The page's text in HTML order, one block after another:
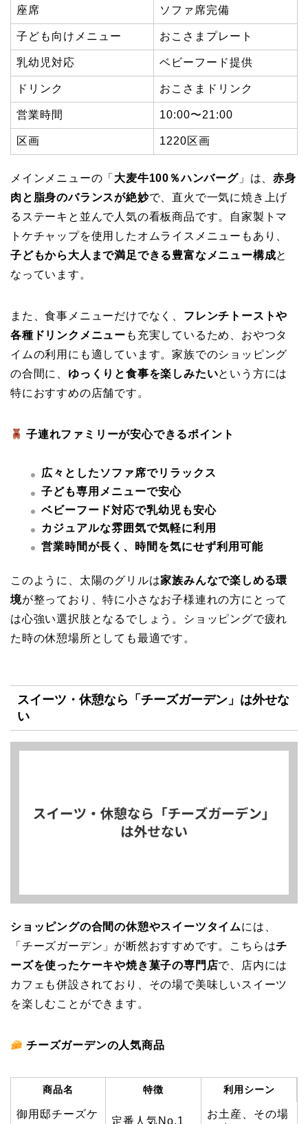
座席 ソファ席完備
子ども向けメニュー おこさまプレート
乳幼児対応 ベビーフード提供
ドリンク おこさまドリンク
営業時間 10:00〜21:00
区画 1220区画
メインメニューの「 大麦牛100％ハンバーグ」は、赤身
肉と脂身のバランスが絶妙で、直火で一気に焼き上げ
るステーキと並んで人気の看板商品です。自家製トマ
トケチャップを使用したオムライスメニューもあり、
子どもから大人まで満足できる豊富なメニュー構成と
なっています。
また、食事メニューだけでなく、 フレンチトーストや
各種ドリンクメニュー も充実しているため、おやつタ
イムの利用にも適しています。家族でのショッピング
の合間に、 ゆっくりと食事を楽しみたいという方には
特におすすめの店舗です。
子連れファミリーが安心できるポイント
広々としたソファ席でリラックス
子ども専用メニューで安心
ベビーフード対応で乳幼児も安心
カジュアルな雰囲気で気軽に利用
営業時間が長く、時間を気にせず利用可能
このように、太陽のグリルは家族みんなで楽しめる環
境が整っており、特に小さなお子様連れの方にとって
は心強い選択肢となるでしょう。ショッピングで疲れ
た時の休憩場所としても最適です。
スイーツ・休憩なら「チーズガーデン」は外せな
い
ショッピングの合間の休憩やスイーツタイムには、
「チーズガーデン」が断然おすすめです。こちらはチ
ーズを使ったケーキや焼き菓子の専門店で、店内には
カフェも併設されており、その場で美味しいスイーツ
を楽しむことができます。
チーズガーデンの人気商品
商品名 特徴 利用シーン
御用邸チーズケ
定番人気No.1
お土産、その場